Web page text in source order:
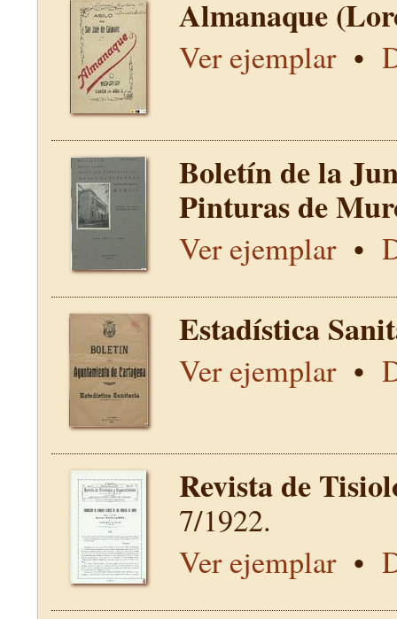
Almanaque
Ver ejemplar•
Boletín de la
Pinturas de
Ver ejemplar•
Estadística
Ver ejemplar•
Revista de
7/1922.
Ver ejemplar•